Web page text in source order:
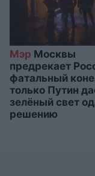
Мэр Москвы
предрекает
фатальный
только Путин
зелёный свет
решению